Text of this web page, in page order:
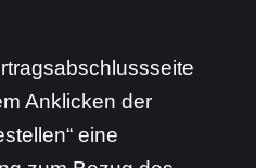
Anklicken der
eine